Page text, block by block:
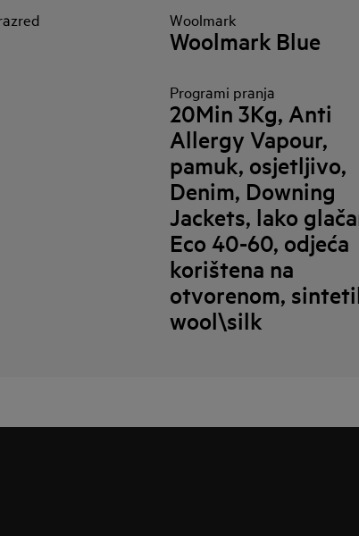
Woolmark
Woolmark Blue
Programi pranja
20Min 3Kg, Anti
Allergy Vapour,
pamuk, osjetljivo,
Denim, Downing
Jackets, lako
Eco 40-60, odjeća
korištena na
otvorenom,
wool\silk